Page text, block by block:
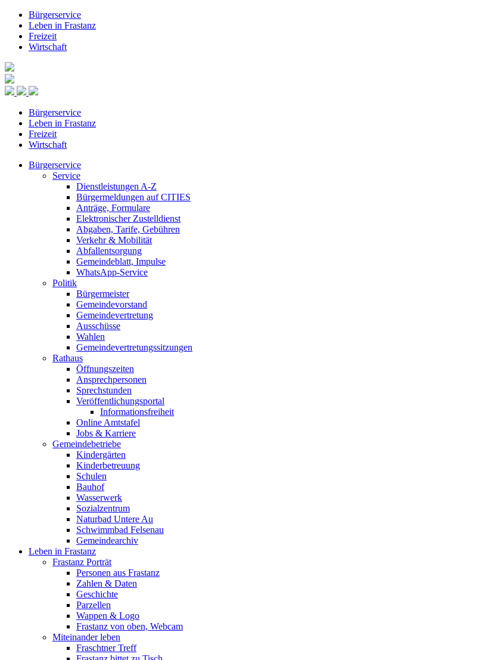
Bürgerservice
Leben in Frastanz
Freizeit
Wirtschaft
Bürgerservice
Leben in Frastanz
Freizeit
Wirtschaft
Bürgerservice
Service
Dienstleistungen A-Z
Bürgermeldungen auf CITIES
Anträge, Formulare
Elektronischer Zustelldienst
Abgaben, Tarife, Gebühren
Verkehr & Mobilität
Abfallentsorgung
Gemeindeblatt, Impulse
WhatsApp-Service
Politik
Bürgermeister
Gemeindevorstand
Gemeindevertretung
Ausschüsse
Wahlen
Gemeindevertretungssitzungen
Rathaus
Öffnungszeiten
Ansprechpersonen
Sprechstunden
Veröffentlichungsportal
Informationsfreiheit
Online Amtstafel
Jobs & Karriere
Gemeindebetriebe
Kindergärten
Kinderbetreuung
Schulen
Bauhof
Wasserwerk
Sozialzentrum
Naturbad Untere Au
Schwimmbad Felsenau
Gemeindearchiv
Leben in Frastanz
Frastanz Porträt
Personen aus Frastanz
Zahlen & Daten
Geschichte
Parzellen
Wappen & Logo
Frastanz von oben, Webcam
Miteinander leben
Fraschtner Treff